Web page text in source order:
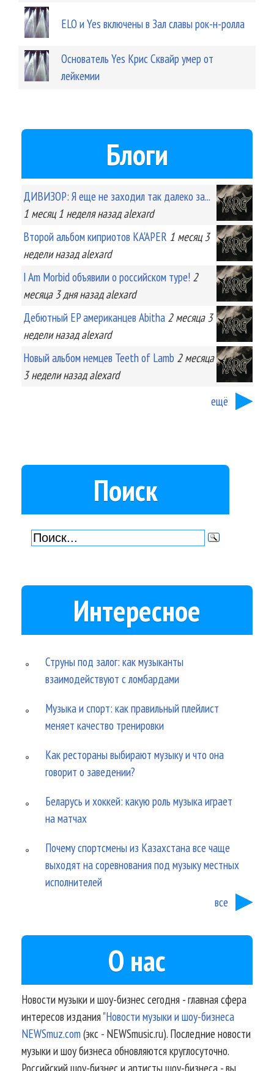
ELO и Yes включены в Зал славы рок-н-ролла
Основатель Yes Крис Сквайр умер от
лейкемии
Блоги
ДИВИЗОР: Я еще не заходил так далеко за...
1 месяц 1 неделяназад alexard
Второй альбом киприотов KA'APER 1 месяц 3
неделиназад alexard
I Am Morbid объявили о российском туре! 2
месяца 3 дняназад alexard
Дебютный EP американцев Abitha 2 месяца 3
неделиназад alexard
Новый альбом немцев Teeth of Lamb 2 месяца
3 неделиназад alexard
ещё
Поиск
Интересное
Струны под залог: как музыканты
взаимодействуют с ломбардами
Музыка и спорт: как правильный плейлист
меняет качество тренировки
Как рестораны выбирают музыку и что она
говорит о заведении?
Беларусь и хоккей: какую роль музыка играет
на матчах
Почему спортсмены из Казахстана все чаще
выходят на соревнования под музыку местных
исполнителей
все
О нас
Новости музыки и шоу-бизнес сегодня - главная сфера
интересов издания"Новости музыки и шоу-бизнеса
NEWSmuz.com(экс - NEWSmusic.ru). Последние новости
музыки и шоу бизнеса обновляются круглосуточно.
Российский шоу-бизнес и артисты шоу-бизнеса - вы